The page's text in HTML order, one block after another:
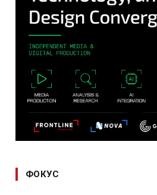
ФОКУС